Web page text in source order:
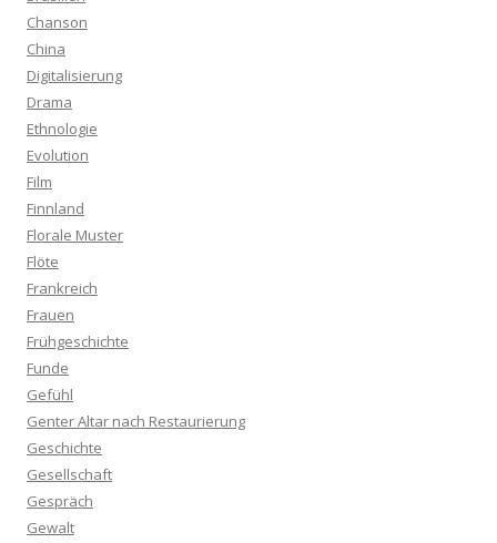
Chanson
China
Digitalisierung
Drama
Ethnologie
Evolution
Film
Finnland
Florale Muster
Flöte
Frankreich
Frauen
Frühgeschichte
Funde
Gefühl
Genter Altar nach Restaurierung
Geschichte
Gesellschaft
Gespräch
Gewalt